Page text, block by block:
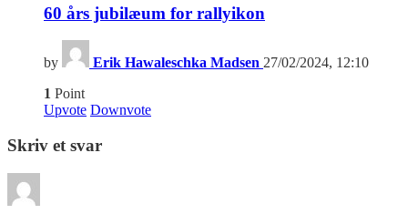
60 års jubilæum for rallyikon
by Erik Hawaleschka Madsen 27/02/2024, 12:10
1 Point
Upvote Downvote
Skriv et svar